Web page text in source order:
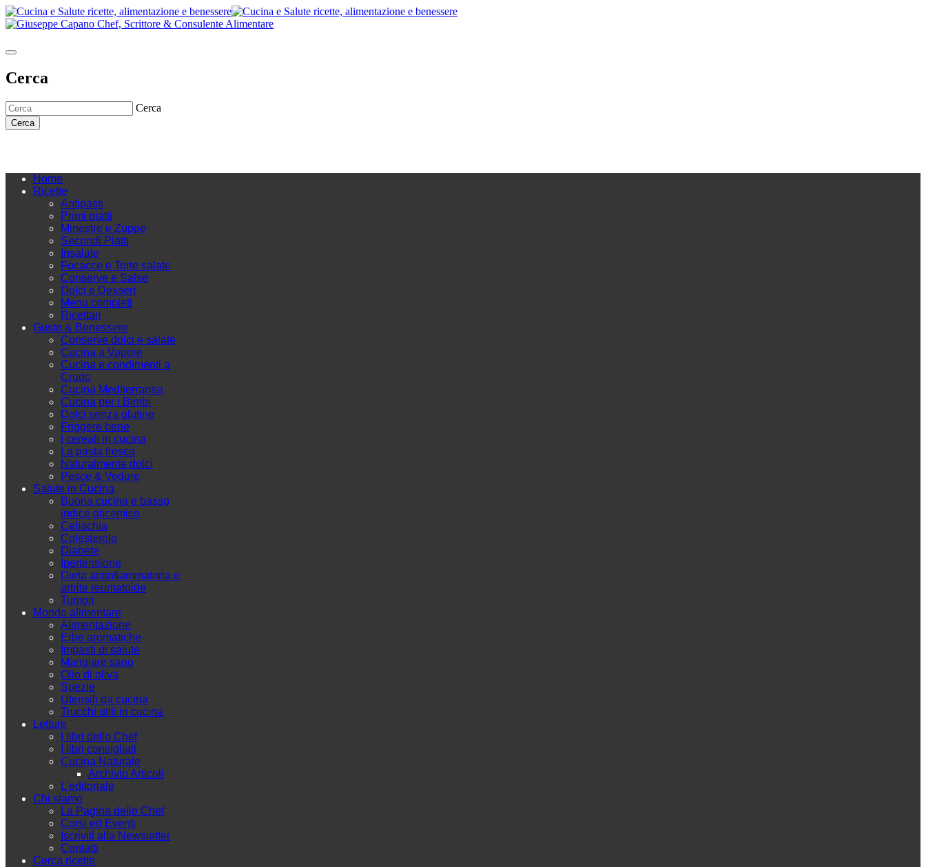
Cerca
Cerca
Cerca
Home
Ricette
Antipasti
Primi piatti
Minestre e Zuppe
Secondi Piatti
Insalate
Focacce e Torte salate
Conserve e Salse
Dolci e Dessert
Menu completi
Ricettari
Gusto & Benessere
Conserve dolci e salate
Cucina a Vapore
Cucina e condimenti a
Crudo
Cucina Mediterranea
Cucina per i Bimbi
Dolci senza glutine
Friggere bene
I cereali in cucina
La pasta fresca
Naturalmente dolci
Pesce & Vedure
Salute in Cucina
Buona cucina e basso
indice glicemico
Celiachia
Colesterolo
Diabete
Ipertensione
Dieta antinfiammatoria e
artrite reumatoide
Tumori
Mondo alimentare
Alimentazione
Erbe aromatiche
Impasti di salute
Mangiare sano
Olio di oliva
Spezie
Utensili da cucina
Trucchi utili in cucina
Letture
I libri dello Chef
I libri consigliati
Cucina Naturale
Archivio Articoli
L'editoriale
Chi siamo
La Pagina dello Chef
Corsi ed Eventi
Iscriviti alla Newsletter
Contatti
Cerca ricette